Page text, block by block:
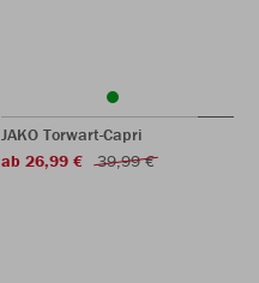
JAKO Torwart-Capri
ab 26,99 €
39,99 €